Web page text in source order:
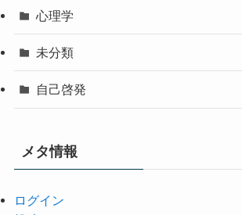
心理学
未分類
自己啓発
メタ情報
ログイン